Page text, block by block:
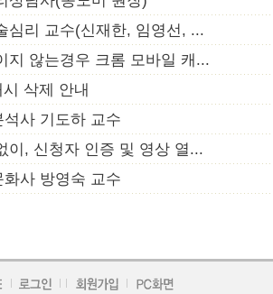
심리 교수(신재한, 임영선, ...
지 않는경우 크롬 모바일 캐...
삭제 안내
석사 기도하 교수
이, 신청자 인증 및 영상 열...
사 방영숙 교수